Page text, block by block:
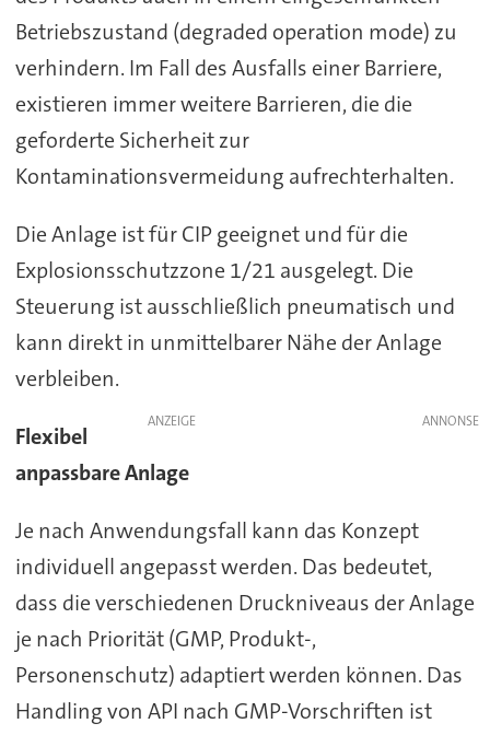
Betriebszustand (degraded operation mode) zu
verhindern. Im Fall des Ausfalls einer Barriere,
existieren immer weitere Barrieren, die die
geforderte Sicherheit zur
Kontaminationsvermeidung aufrechterhalten.
Die Anlage ist für CIP geeignet und für die
Explosionsschutzzone 1/21 ausgelegt. Die
Steuerung ist ausschließlich pneumatisch und
kann direkt in unmittelbarer Nähe der Anlage
verbleiben.
ANZEIGE
Flexibel
anpassbare Anlage
Je nach Anwendungsfall kann das Konzept
individuell angepasst werden. Das bedeutet,
dass die verschiedenen Druckniveaus der Anlage
je nach Priorität (GMP, Produkt-,
Personenschutz) adaptiert werden können. Das
Handling von API nach GMP-Vorschriften ist